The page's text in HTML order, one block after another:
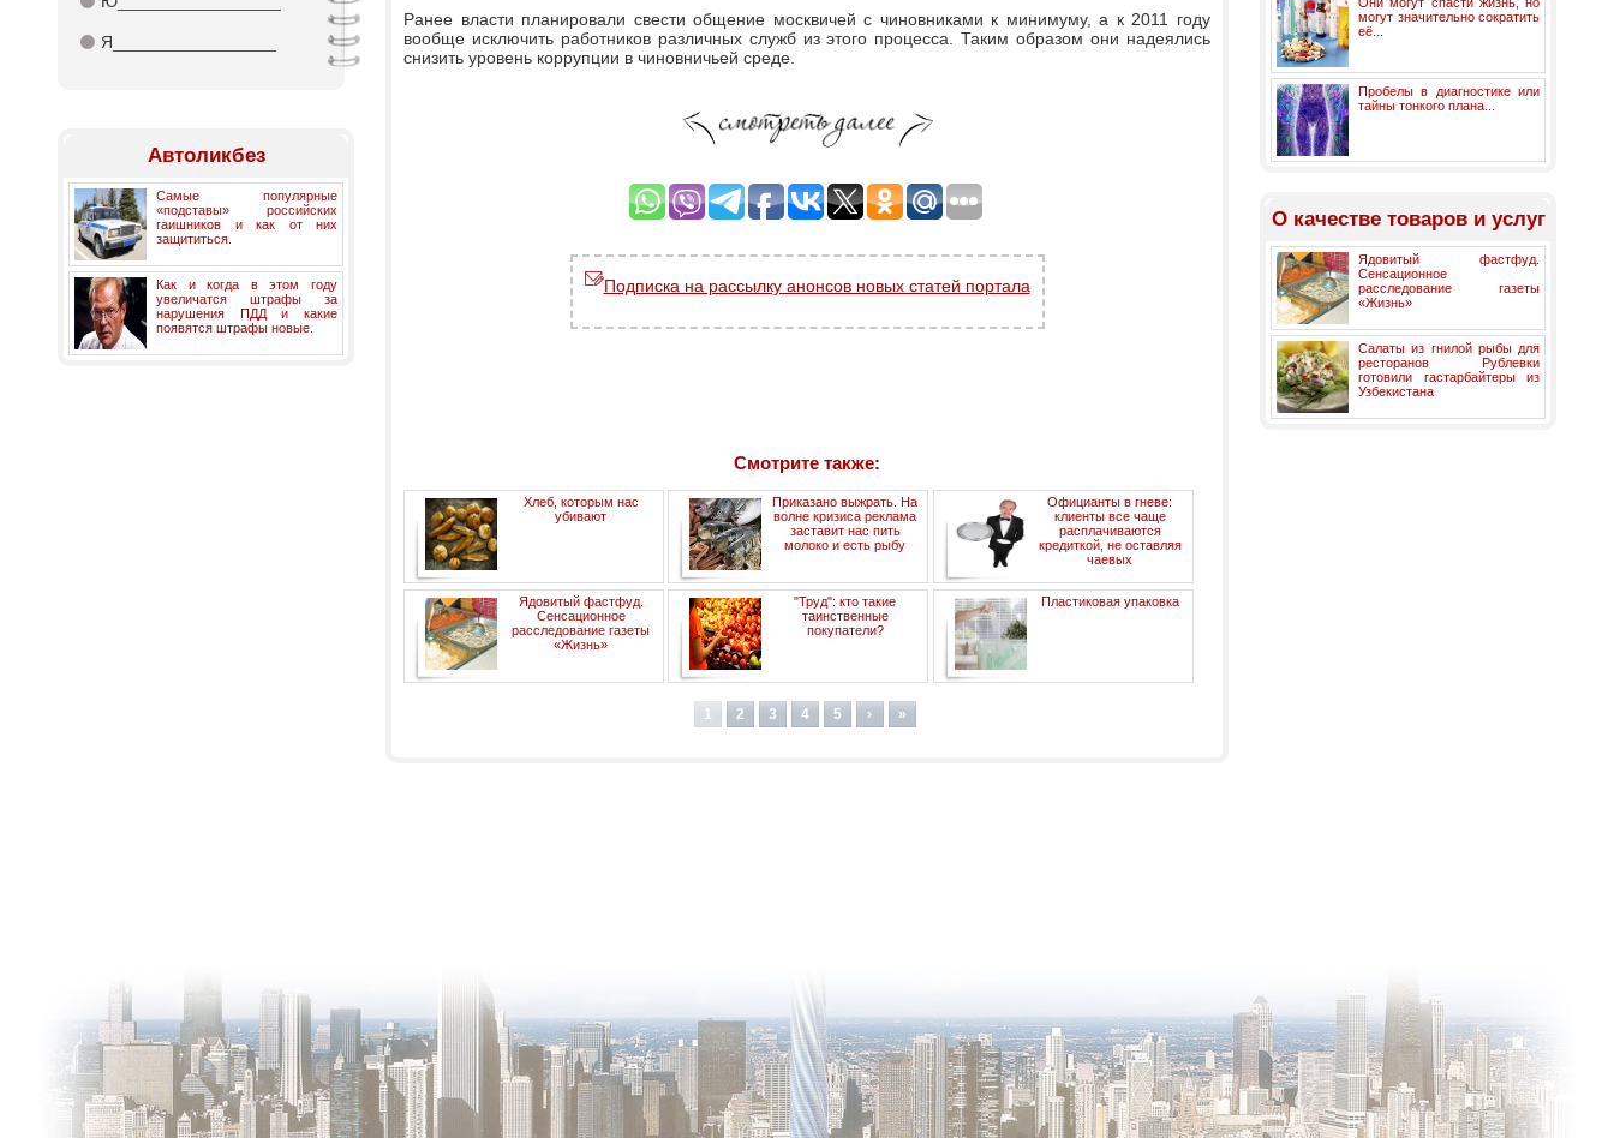
⚫ Я_________________
Автоликбез
Самые популярные
«подставы» российских
гаишников и как от них
защититься.
Как и когда в этом году
увеличатся штрафы за
нарушения ПДД и какие
появятся штрафы новые.
Ранее власти планировали свести общение москвичей с чиновниками к минимуму, а к 2011 году
вообще исключить работников различных служб из этого процесса. Таким образом они надеялись
снизить уровень коррупции в чиновничьей среде.
Подписка на рассылку анонсов новых статей портала
Смотрите также:
Хлеб, которым нас
убивают
Приказано выжрать. На
волне кризиса реклама
заставит нас пить
молоко и есть рыбу
Официанты в гневе:
клиенты все чаще
расплачиваются
кредиткой, не оставляя
чаевых
Ядовитый фастфуд.
Сенсационное
расследование газеты
«Жизнь»
"Труд": кто такие
таинственные
покупатели?
Пластиковая упаковка
1 2 3 4 5 › »
могут значительно сократить
её...
Пробелы в диагностике или
тайны тонкого плана...
О качестве товаров и услуг
Ядовитый фастфуд.
Сенсационное
расследование газеты
«Жизнь»
Салаты из гнилой рыбы для
ресторанов Рублевки
готовили гастарбайтеры из
Узбекистана